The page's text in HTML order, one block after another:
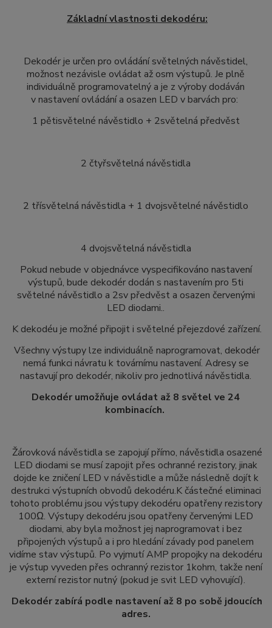
Základní vlastnosti dekodéru:
Dekodér je určen pro ovládání světelných návěstidel,
možnost nezávisle ovládat až osm výstupů. Je plně
individuálně programovatelný a je z výroby dodáván
v nastavení ovládání a osazen LED v barvách pro:
1 pětisvětelné návěstidlo + 2světelná předvěst
2 čtyřsvětelná návěstidla
2 třísvětelná návěstidla + 1 dvojsvětelné návěstidlo
4 dvojsvětelná návěstidla
Pokud nebude v objednávce vyspecifikováno nastavení
výstupů, bude dekodér dodán s nastavením pro 5ti
světelné návěstidlo a 2sv předvěst a osazen červenými
LED diodami..
K dekodéu je možné připojit i světelné přejezdové zařízení.
Všechny výstupy lze individuálně naprogramovat, dekodér
nemá funkci návratu k továrnímu nastavení. Adresy se
nastavují pro dekodér, nikoliv pro jednotlivá návěstidla.
Dekodér umožňuje ovládat až 8 světel ve 24
kombinacích.
Žárovková návěstidla se zapojují přímo, návěstidla osazené
LED diodami se musí zapojit přes ochranné rezistory, jinak
dojde ke zničení LED v návěstidle a může následně dojít k
destrukci výstupních obvodů dekodéru.K částečné eliminaci
tohoto problému jsou výstupy dekodéru opatřeny rezistory
100Ω. Výstupy dekodéru jsou opatřeny červenými LED
diodami, aby byla možnost jej naprogramovat i bez
připojených výstupů a i pro hledání závady pod panelem
vidíme stav výstupů. Po vyjmutí AMP propojky na dekodéru
je výstup vyveden přes ochranný rezistor 1kohm, takže není
externí rezistor nutný (pokud je svit LED vyhovující).
Dekodér zabírá podle nastavení až 8 po sobě jdoucích
adres.